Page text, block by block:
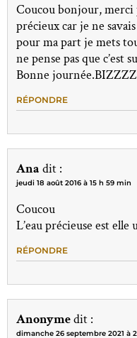
Coucou bonjour,
précieux car je ne
pour ma part je mets
ne pense pas que c’est
Bonne
RÉPONDRE
Ana dit :
jeudi 18 août 2016 à 15 h 59 min
Coucou
L’eau précieuse est elle
RÉPONDRE
Anonymedit :
dimanche 26 septembre 2021 à